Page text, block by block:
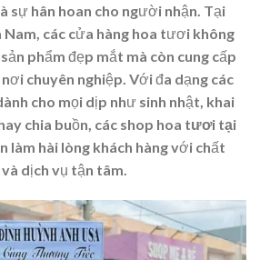
sự hân hoan cho người nhận. Tại
Nam, các cửa hàng hoa tươi không
phẩm đẹp mắt mà còn cung cấp
chuyên nghiệp. Với đa dạng các
cho mọi dịp như sinh nhật, khai
chia buồn, các shop hoa tươi tại
làm hài lòng khách hàng với chất
dịch vụ tận tâm.